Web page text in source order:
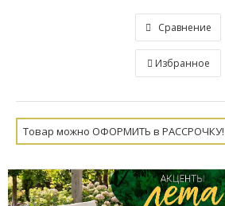
Сравнение
Избранное
Товар можно ОФОРМИТЬ в РАССРОЧКУ!